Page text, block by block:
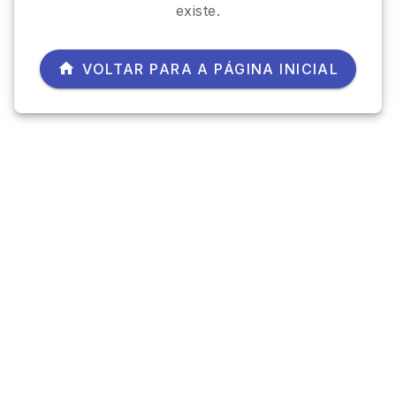
existe.
VOLTAR PARA A PÁGINA INICIAL